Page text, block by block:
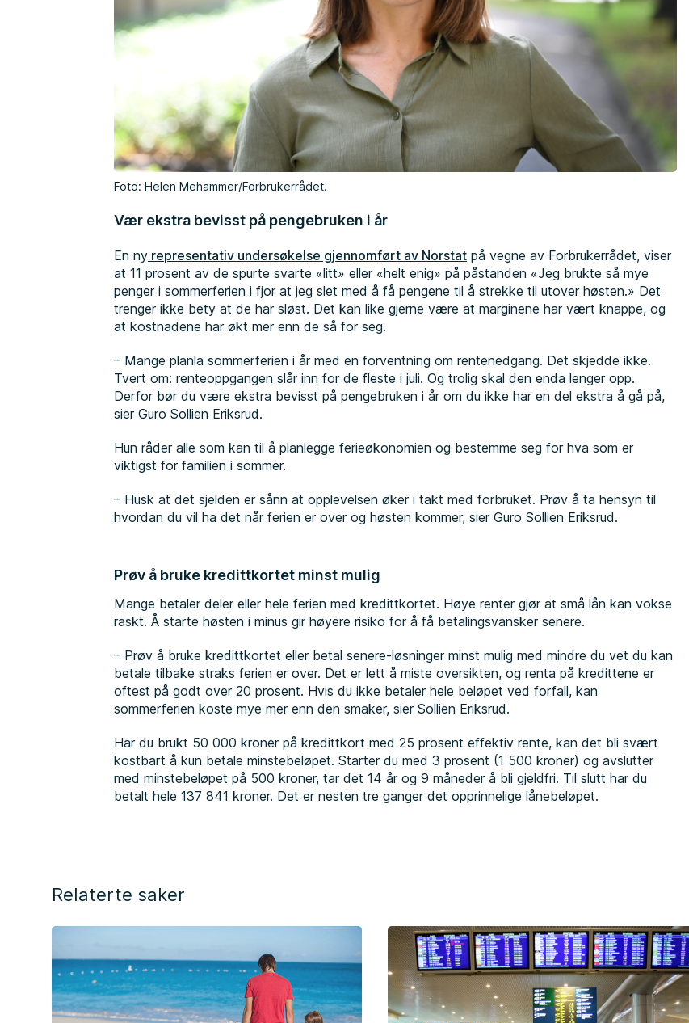
Foto: Helen Mehammer/Forbrukerrådet.
Vær ekstra bevisst på pengebruken i år
En ny representativ undersøkelse gjennomført av Norstat på vegne av Forbrukerrådet, viser
at 11 prosent av de spurte svarte «litt» eller «helt enig» på påstanden «Jeg brukte så mye
penger i sommerferien i fjor at jeg slet med å få pengene til å strekke til utover høsten.» Det
trenger ikke bety at de har sløst. Det kan like gjerne være at marginene har vært knappe, og
at kostnadene har økt mer enn de så for seg.
– Mange planla sommerferien i år med en forventning om rentenedgang. Det skjedde ikke.
Tvert om: renteoppgangen slår inn for de fleste i juli. Og trolig skal den enda lenger opp.
Derfor bør du være ekstra bevisst på pengebruken i år om du ikke har en del ekstra å gå på,
sier Guro Sollien Eriksrud.
Hun råder alle som kan til å planlegge ferieøkonomien og bestemme seg for hva som er
viktigst for familien i sommer.
– Husk at det sjelden er sånn at opplevelsen øker i takt med forbruket. Prøv å ta hensyn til
hvordan du vil ha det når ferien er over og høsten kommer, sier Guro Sollien Eriksrud.
Prøv å bruke kredittkortet minst mulig
Mange betaler deler eller hele ferien med kredittkortet. Høye renter gjør at små lån kan vokse
raskt. Å starte høsten i minus gir høyere risiko for å få betalingsvansker senere.
– Prøv å bruke kredittkortet eller betal senere-løsninger minst mulig med mindre du vet du kan
betale tilbake straks ferien er over. Det er lett å miste oversikten, og renta på kredittene er
oftest på godt over 20 prosent. Hvis du ikke betaler hele beløpet ved forfall, kan
sommerferien koste mye mer enn den smaker, sier Sollien Eriksrud.
Har du brukt 50 000 kroner på kredittkort med 25 prosent effektiv rente, kan det bli svært
kostbart å kun betale minstebeløpet. Starter du med 3 prosent (1 500 kroner) og avslutter
med minstebeløpet på 500 kroner, tar det 14 år og 9 måneder å bli gjeldfri. Til slutt har du
betalt hele 137 841 kroner. Det er nesten tre ganger det opprinnelige lånebeløpet.
Relaterte saker